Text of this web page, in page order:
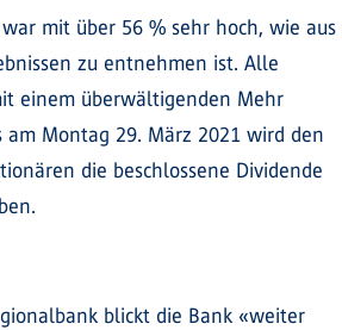
mit über 56 % sehr hoch, wie aus
zu entnehmen ist. Alle
einem überwältigenden Mehr
am Montag 29. März 2021 wird den
die beschlossene Dividende
blickt die Bank «weiter